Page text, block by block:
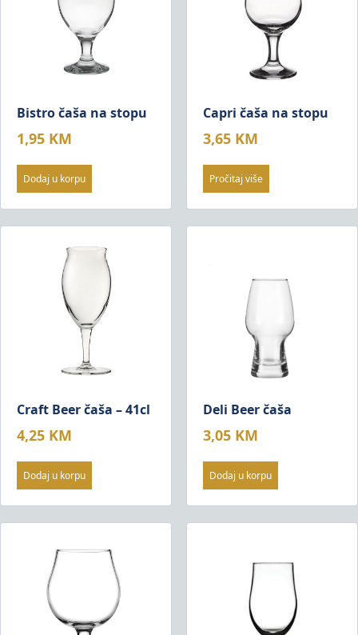
Bistro čaša na stopu
1,95 KM
Dodaj u korpu
Capri čaša na stopu
3,65 KM
Pročitaj više
Craft Beer čaša – 41cl
4,25 KM
Dodaj u korpu
Deli Beer čaša
3,05 KM
Dodaj u korpu